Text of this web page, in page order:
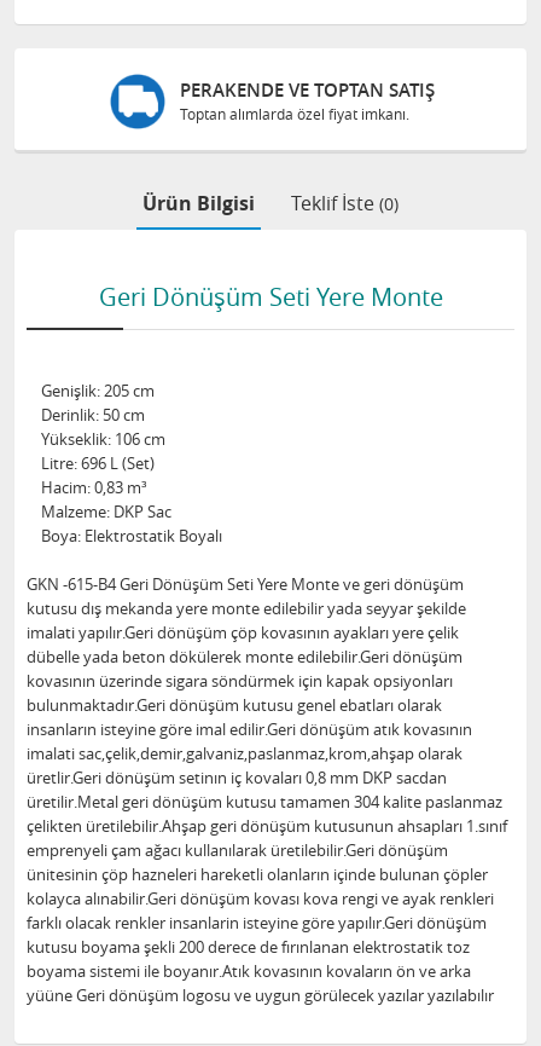
PERAKENDE VE TOPTAN SATIŞ
Toptan alımlarda özel fiyat imkanı.
Ürün Bilgisi Teklif İste (0)
Geri Dönüşüm Seti Yere Monte
Genişlik: 205 cm
Derinlik: 50 cm
Yükseklik: 106 cm
Litre: 696 L (Set)
Hacim: 0,83 m³
Malzeme: DKP Sac
Boya: Elektrostatik Boyalı
GKN -615-B4 Geri Dönüşüm Seti Yere Monte ve geri dönüşüm
kutusu dış mekanda yere monte edilebilir yada seyyar şekilde
imalati yapılır.Geri dönüşüm çöp kovasının ayakları yere çelik
dübelle yada beton dökülerek monte edilebilir.Geri dönüşüm
kovasının üzerinde sigara söndürmek için kapak opsiyonları
bulunmaktadır.Geri dönüşüm kutusu genel ebatları olarak
insanların isteyine göre imal edilir.Geri dönüşüm atık kovasının
imalati sac,çelik,demir,galvaniz,paslanmaz,krom,ahşap olarak
üretlir.Geri dönüşüm setinın iç kovaları 0,8 mm DKP sacdan
üretilir.Metal geri dönüşüm kutusu tamamen 304 kalite paslanmaz
çelikten üretilebilir.Ahşap geri dönüşüm kutusunun ahsapları 1.sınıf
emprenyeli çam ağacı kullanılarak üretilebilir.Geri dönüşüm
ünitesinin çöp hazneleri hareketli olanların içinde bulunan çöpler
kolayca alınabilir.Geri dönüşüm kovası kova rengi ve ayak renkleri
farklı olacak renkler insanlarin isteyine göre yapılır.Geri dönüşüm
kutusu boyama şekli 200 derece de fırınlanan elektrostatik toz
boyama sistemi ile boyanır.Atık kovasının kovaların ön ve arka
yüüne Geri dönüşüm logosu ve uygun görülecek yazılar yazılabılır